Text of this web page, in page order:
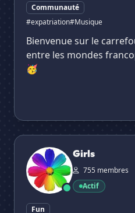
Communauté
#expatriation#Musique
Bienvenue sur le
entre les mondes
🥳
Girls
Girls
755 membres
Actif
Fun